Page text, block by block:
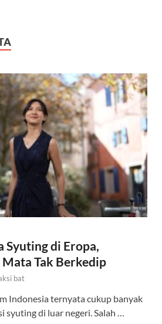
Syuting di Eropa,
Tak Berkedip
bat
Indonesia ternyata cukup banyak
syuting di luar negeri. Salah …